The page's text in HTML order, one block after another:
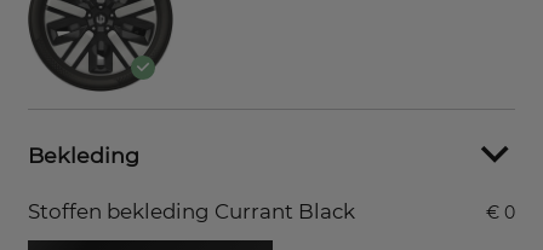
Bekleding
Stoffen bekleding Currant Black € 0